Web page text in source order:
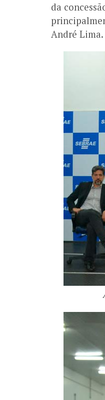
da
André Lima.